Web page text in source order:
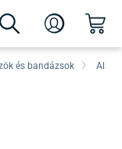
és bandázsok Alsó